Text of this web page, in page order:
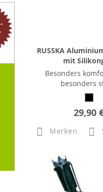
RUSSKA
mit
Besonders
besonders
29,90
Merken